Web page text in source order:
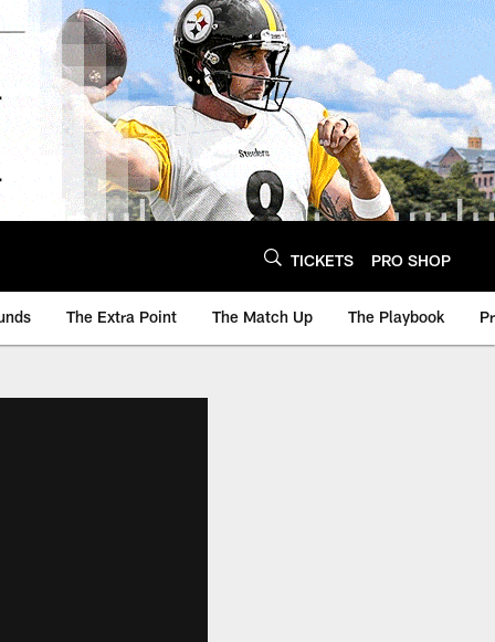
TICKETS PRO SHOP
The Extra Point The Match Up The Playbook